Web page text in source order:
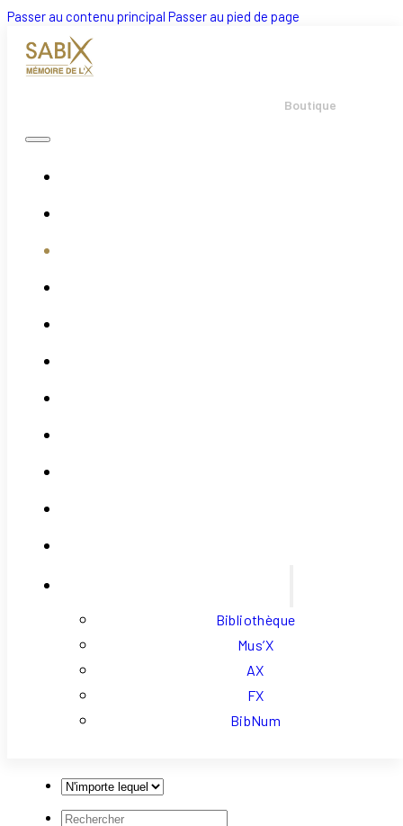
Passer au contenu principal Passer au pied de page
Boutique
Bibliothèque
Mus’X
AX
FX
BibNum
Rechercher